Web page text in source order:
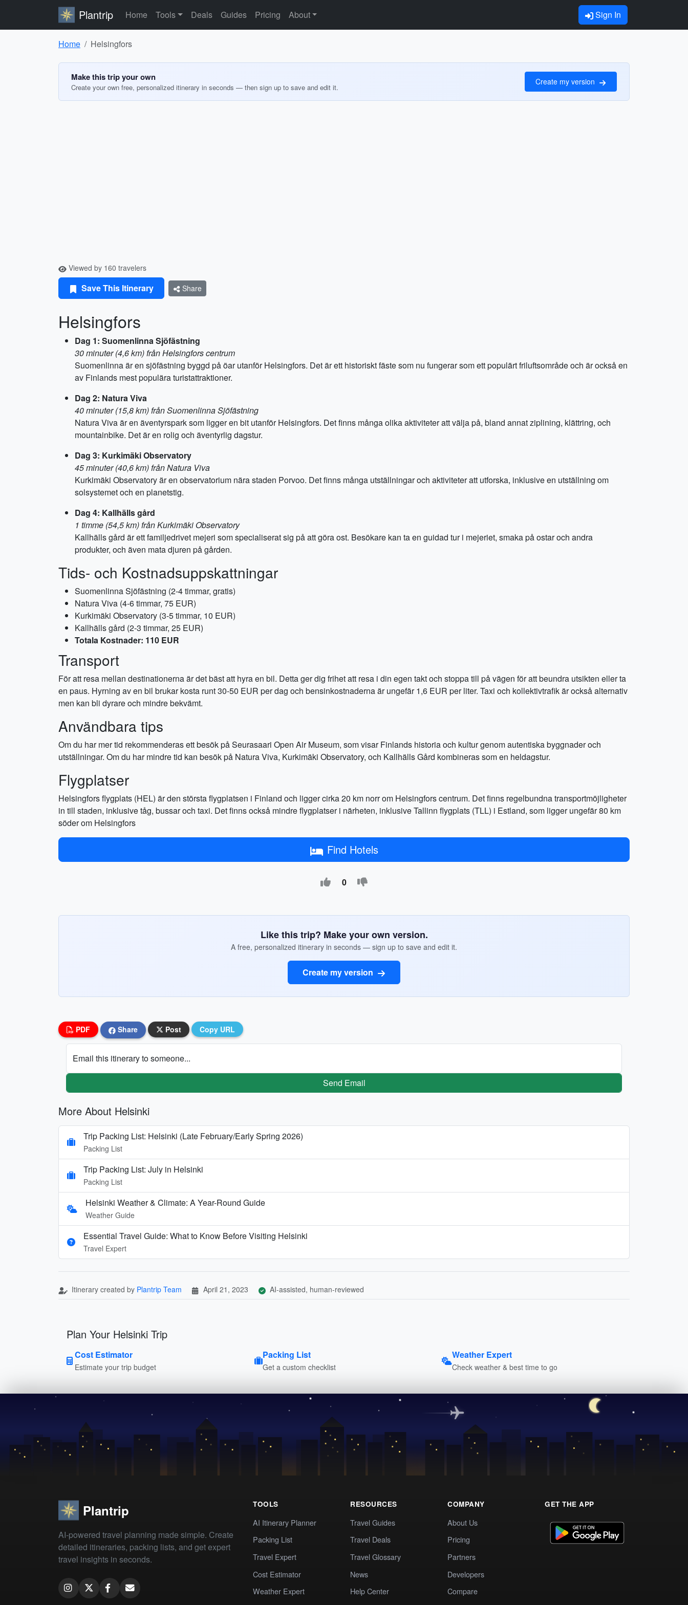
Plantrip Home Tools Deals Guides Pricing About Sign In
Home Helsingfors
Make this trip your own
Create your own free, personalized itinerary in seconds — then sign up to save and edit it.
Create my version
Viewed by 160 travelers
Save This Itinerary Share
Helsingfors
Dag 1: Suomenlinna Sjöfästning
30 minuter (4,6 km) från Helsingfors centrum
Suomenlinna är en sjöfästning byggd på öar utanför Helsingfors. Det är ett historiskt fäste som nu fungerar som ett populärt friluftsområde och är också en
av Finlands mest populära turistattraktioner.
Dag 2: Natura Viva
40 minuter (15,8 km) från Suomenlinna Sjöfästning
Natura Viva är en äventyrspark som ligger en bit utanför Helsingfors. Det finns många olika aktiviteter att välja på, bland annat ziplining, klättring, och
mountainbike. Det är en rolig och äventyrlig dagstur.
Dag 3: Kurkimäki Observatory
45 minuter (40,6 km) från Natura Viva
Kurkimäki Observatory är en observatorium nära staden Porvoo. Det finns många utställningar och aktiviteter att utforska, inklusive en utställning om
solsystemet och en planetstig.
Dag 4: Kallhälls gård
1 timme (54,5 km) från Kurkimäki Observatory
Kallhälls gård är ett familjedrivet mejeri som specialiserat sig på att göra ost. Besökare kan ta en guidad tur i mejeriet, smaka på ostar och andra
produkter, och även mata djuren på gården.
Tids- och Kostnadsuppskattningar
Suomenlinna Sjöfästning (2-4 timmar, gratis)
Natura Viva (4-6 timmar, 75 EUR)
Kurkimäki Observatory (3-5 timmar, 10 EUR)
Kallhälls gård (2-3 timmar, 25 EUR)
Totala Kostnader: 110 EUR
Transport
För att resa mellan destinationerna är det bäst att hyra en bil. Detta ger dig frihet att resa i din egen takt och stoppa till på vägen för att beundra utsikten eller ta
en paus. Hyrning av en bil brukar kosta runt 30-50 EUR per dag och bensinkostnaderna är ungefär 1,6 EUR per liter. Taxi och kollektivtrafik är också alternativ
men kan bli dyrare och mindre bekvämt.
Användbara tips
Om du har mer tid rekommenderas ett besök på Seurasaari Open Air Museum, som visar Finlands historia och kultur genom autentiska byggnader och
utställningar. Om du har mindre tid kan besök på Natura Viva, Kurkimäki Observatory, och Kallhälls Gård kombineras som en heldagstur.
Flygplatser
Helsingfors flygplats (HEL) är den största flygplatsen i Finland och ligger cirka 20 km norr om Helsingfors centrum. Det finns regelbundna transportmöjligheter
in till staden, inklusive tåg, bussar och taxi. Det finns också mindre flygplatser i närheten, inklusive Tallinn flygplats (TLL) i Estland, som ligger ungefär 80 km
söder om Helsingfors
Find Hotels
0
Like this trip? Make your own version.
A free, personalized itinerary in seconds — sign up to save and edit it.
Create my version
PDF Share Post Copy URL
Email this itinerary to someone...
Send Email
More About Helsinki
Trip Packing List: Helsinki (Late February/Early Spring 2026)
Packing List
Trip Packing List: July in Helsinki
Packing List
Helsinki Weather & Climate: A Year-Round Guide
Weather Guide
Essential Travel Guide: What to Know Before Visiting Helsinki
Travel Expert
Itinerary created by Plantrip Team April 21, 2023 AI-assisted, human-reviewed
Plan Your Helsinki Trip
Cost Estimator
Estimate your trip budget
Packing List
Get a custom checklist
Weather Expert
Check weather & best time to go
Plantrip
AI-powered travel planning made simple. Create
detailed itineraries, packing lists, and get expert
travel insights in seconds.
TOOLS
AI Itinerary Planner
Packing List
Travel Expert
Cost Estimator
Weather Expert
RESOURCES
Travel Guides
Travel Deals
Travel Glossary
News
Help Center
COMPANY
About Us
Pricing
Partners
Developers
Compare
GET THE APP